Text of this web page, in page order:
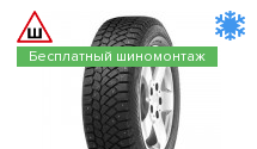
Бесплатный шиномонтаж